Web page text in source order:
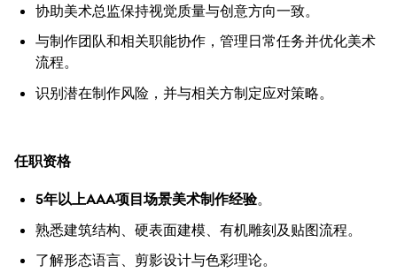
协助美术总监保持视觉质量与创意方向一致。
与制作团队和相关职能协作，管理日常任务并优化美术
流程。
识别潜在制作风险，并与相关方制定应对策略。
任职资格
5年以上AAA项目场景美术制作经验。
熟悉建筑结构、硬表面建模、有机雕刻及贴图流程。
了解形态语言、剪影设计与色彩理论。